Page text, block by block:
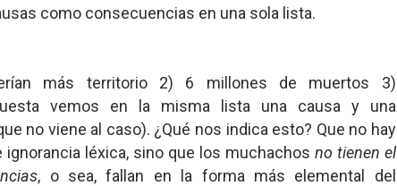
como consecuencias en una sola lista.
más territorio 2) 6 millones de muertos 3)
vemos en la misma lista una causa y una
no viene al caso). ¿Qué nos indica esto? Que no hay
léxica, sino que los muchachos no tienen el
, o sea, fallan en la forma más elemental del